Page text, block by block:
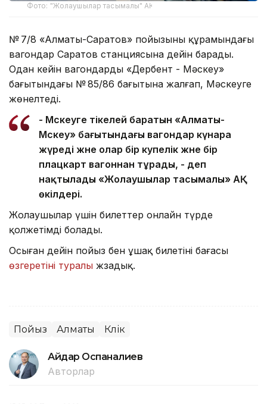
Фото: "Жолаушылар тасымалы" АҚ
№ 7/8 «Алматы-Саратов» пойызының құрамындағы
вагондар Саратов станциясына дейін барады.
Одан кейін вагондарды «Дербент - Мәскеу»
бағытындағы № 85/86 бағытына жалғап, Мәскеуге
жөнелтеді.
- Мәскеуге тікелей баратын «Алматы-
Мәскеу» бағытындағы вагондар күнара
жүреді және олар бір купелік және бір
плацкарт вагоннан тұрады, - деп
нақтылады «Жолаушылар тасымалы» АҚ
өкілдері.
Жолаушылар үшін билеттер онлайн түрде
қолжетімді болады.
Осыған дейін пойыз бен ұшақ билетінің бағасы
өзгеретіні туралы жзадық.
Пойыз Алматы Көлік
Айдар Оспаналиев
Авторлар